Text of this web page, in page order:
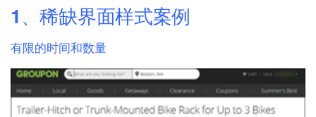
1、稀缺界面样式案例
有限的时间和数量